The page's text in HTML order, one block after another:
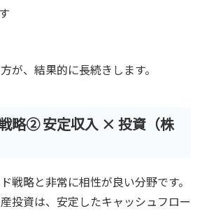
が、結果的に長続きします。
略② 安定収入 × 投資（株
戦略と非常に相性が良い分野です。
投資は、安定したキャッシュフロー